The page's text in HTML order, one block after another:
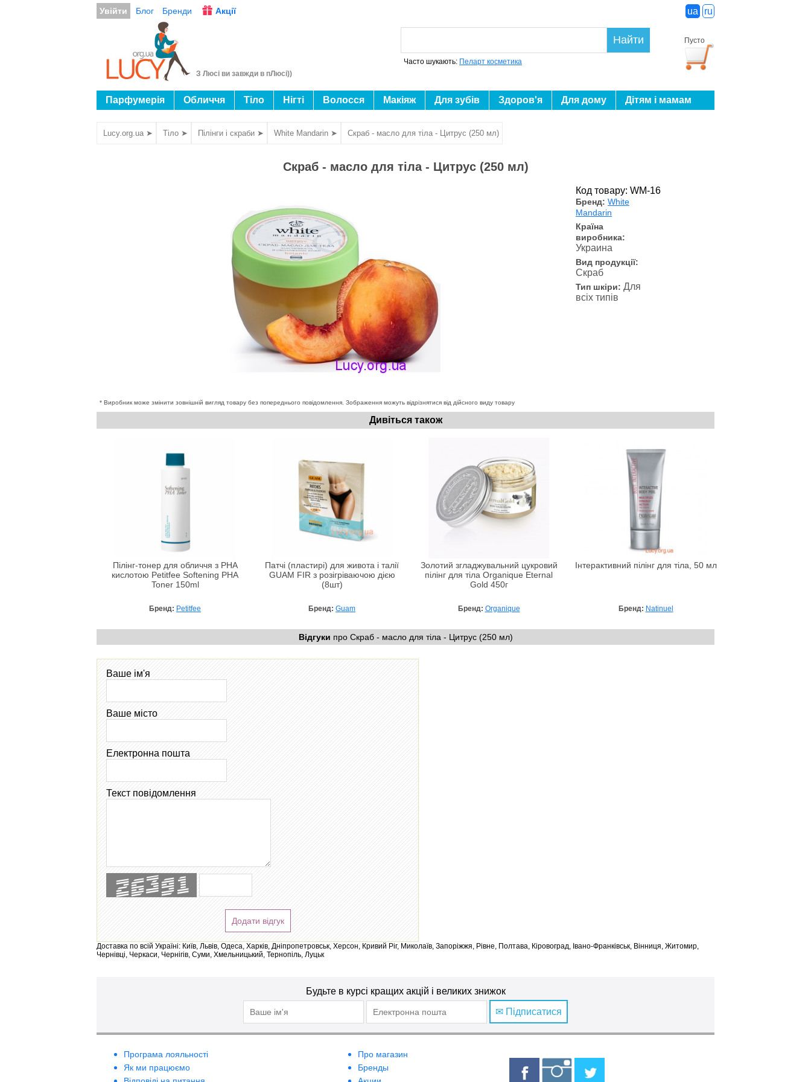
Увійти Блог Бренди Акції ua ru
З Люсі ви завжди в пЛюсі))
Пусто
Найти
Часто шукають: Пеларт косметика
Парфумерія Обличчя Тіло Нігті Волосся Макіяж Для зубів Здоров'я Для дому Дітям і мамам
Lucy.org.ua ➤ Тіло ➤ Пілінги і скраби ➤ White Mandarin ➤ Скраб - масло для тіла - Цитрус (250 мл)
Скраб - масло для тіла - Цитрус (250 мл)
* Виробник може змінити зовнішній вигляд товару без попереднього повідомлення. Зображення можуть відрізнятися від дійсного виду товару
Код товару: WM-16
Бренд: White
Mandarin
Країна
виробника:
Украина
Вид продукції:
Скраб
Тип шкіри: Для
всіх типів
Дивіться також
Пілінг-тонер для обличчя з PHA
кислотою Petitfee Softening PHA
Toner 150ml
Бренд: Petitfee
Патчі (пластирі) для живота і талії
GUAM FIR з розігріваючою дією
(8шт)
Бренд: Guam
Золотий згладжувальний цукровий
пілінг для тіла Organique Eternal
Gold 450г
Бренд: Organique
Інтерактивний пілінг для тіла, 50 мл
Бренд: Natinuel
Відгуки про Скраб - масло для тіла - Цитрус (250 мл)
Ваше ім'я
Ваше місто
Електронна пошта
Текст повідомлення
Додати відгук
Доставка по всій Україні: Київ, Львів, Одеса, Харків, Дніпропетровськ, Херсон, Кривий Ріг, Миколаїв, Запоріжжя, Рівне, Полтава, Кіровоград, Івано-Франківськ, Вінниця, Житомир,
Чернівці, Черкаси, Чернігів, Суми, Хмельницький, Тернопіль, Луцьк
Будьте в курсі кращих акцій і великих знижок
✉ Підписатися
Програма лояльності
Як ми працюємо
Про магазин
Бренды